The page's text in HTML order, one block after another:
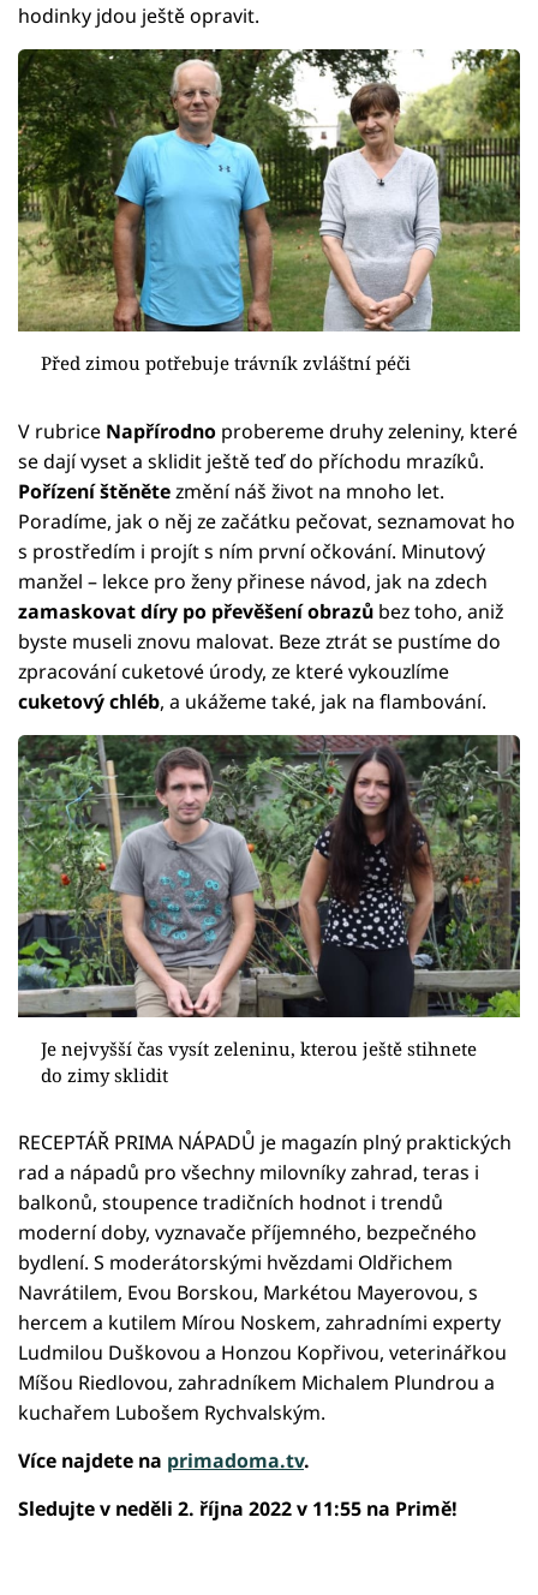
hodinky jdou ještě opravit.
Před zimou potřebuje trávník zvláštní péči
V rubrice Napřírodno probereme druhy zeleniny, které
se dají vyset a sklidit ještě teď do příchodu mrazíků.
Pořízení štěnětezmění náš život na mnoho let.
Poradíme, jak o něj ze začátku pečovat, seznamovat ho
s prostředím i projít s ním první očkování. Minutový
manžel – lekce pro ženy přinese návod, jak na zdech
zamaskovat díry po převěšení obrazů bez toho, aniž
byste museli znovu malovat. Beze ztrát se pustíme do
zpracování cuketové úrody, ze které vykouzlíme
cuketový chléb, a ukážeme také, jak na flambování.
Je nejvyšší čas vysít zeleninu, kterou ještě stihnete
do zimy sklidit
RECEPTÁŘ PRIMA NÁPADŮ je magazín plný praktických
rad a nápadů pro všechny milovníky zahrad, teras i
balkonů, stoupence tradičních hodnot i trendů
moderní doby, vyznavače příjemného, bezpečného
bydlení. S moderátorskými hvězdami Oldřichem
Navrátilem, Evou Borskou, Markétou Mayerovou, s
hercem a kutilem Mírou Noskem, zahradními experty
Ludmilou Duškovou a Honzou Kopřivou, veterinářkou
Míšou Riedlovou, zahradníkem Michalem Plundrou a
kuchařem Lubošem Rychvalským.
Více najdete na primadoma.tv.
Sledujte v neděli 2. října 2022 v 11:55 na Primě!